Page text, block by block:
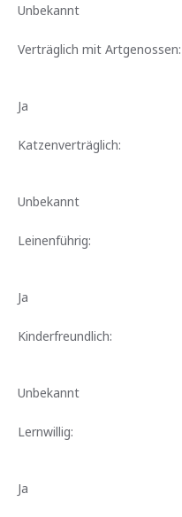
Unbekannt
Verträglich mit Artgenossen:
Ja
Katzenverträglich:
Unbekannt
Leinenführig:
Ja
Kinderfreundlich:
Unbekannt
Lernwillig:
Ja